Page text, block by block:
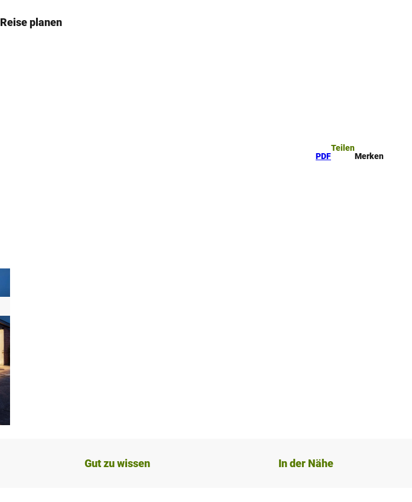
Reise planen
PDF
Teilen
Merken
Gut zu wissen In der Nähe